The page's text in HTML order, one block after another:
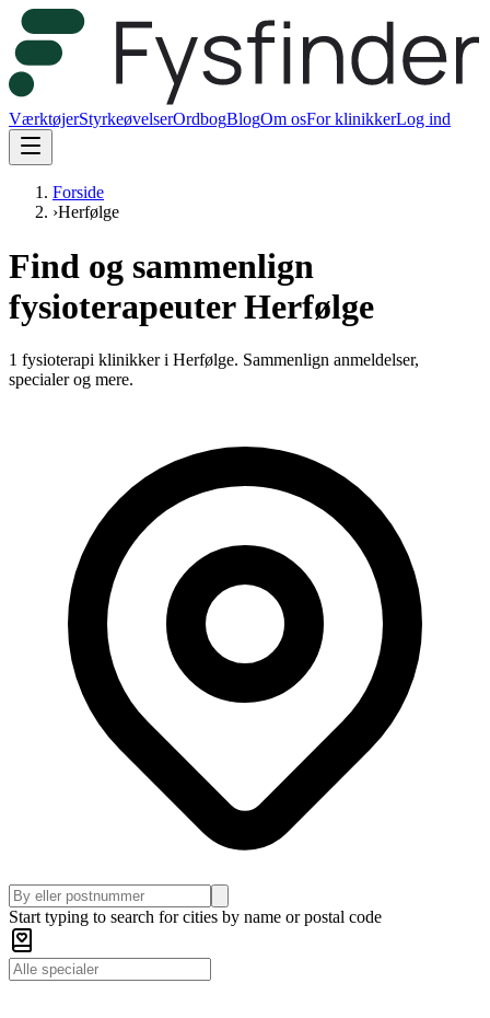
VærktøjerStyrkeøvelserOrdbogBlogOm osFor klinikkerLog ind
Forside
›Herfølge
Find og sammenlign
fysioterapeuter Herfølge
1 fysioterapi klinikker i Herfølge. Sammenlign anmeldelser,
specialer og mere.
Start typing to search for cities by name or postal code